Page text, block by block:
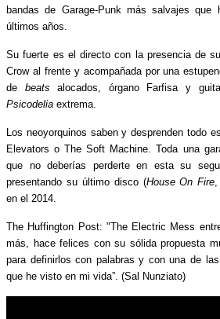
bandas de Garage-Punk más salvajes
últimos años.
Su fuerte es el directo con la presencia de
Crow al frente y acompañada por una
de beats alocados, órgano Farfisa y
Psicodelia extrema.
Los neoyorquinos saben y desprenden todo
Elevators o The Soft Machine. Toda una
que no deberías perderte en esta su
presentando su último disco (House On Fire
en el 2014.
The Huffington Post: "The Electric Mess
más, hace felices con su sólida propuesta
para definirlos con palabras y con una de
que he visto en mi vida”. (Sal Nunziato)